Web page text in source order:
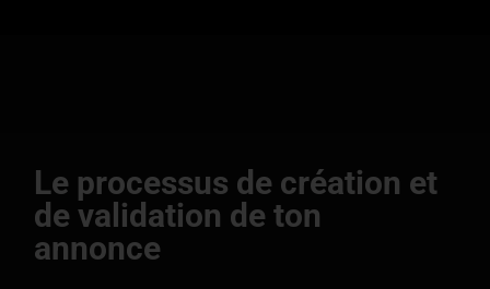
Le processus de création et
de validation de ton
annonce